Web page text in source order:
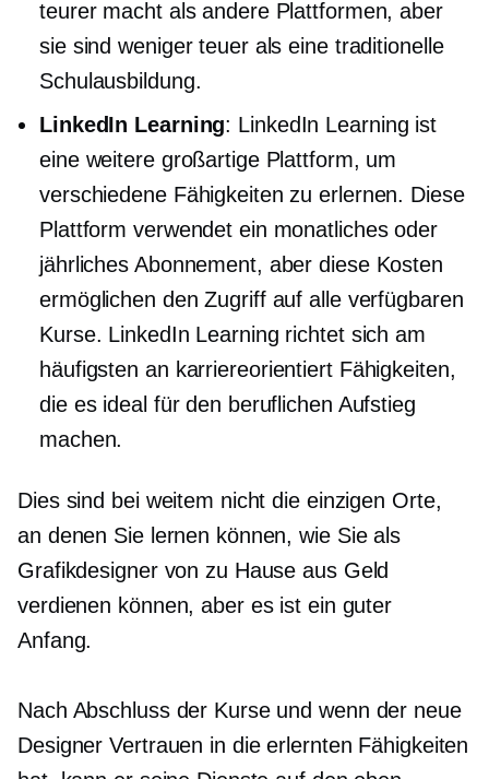
teurer macht als andere Plattformen, aber
sie sind weniger teuer als eine traditionelle
Schulausbildung.
LinkedIn Learning: LinkedIn Learning ist
eine weitere großartige Plattform, um
verschiedene Fähigkeiten zu erlernen. Diese
Plattform verwendet ein monatliches oder
jährliches Abonnement, aber diese Kosten
ermöglichen den Zugriff auf alle verfügbaren
Kurse. LinkedIn Learning richtet sich am
häufigsten an karriereorientiertFähigkeiten,
die es ideal für den beruflichen Aufstieg
machen.
Dies sind bei weitem nicht die einzigen Orte,
an denen Sie lernen können, wie Sie als
Grafikdesigner von zu Hause aus Geld
verdienen können, aber es ist ein guter
Anfang.
Nach Abschluss der Kurse und wenn der neue
Designer Vertrauen in die erlernten Fähigkeiten